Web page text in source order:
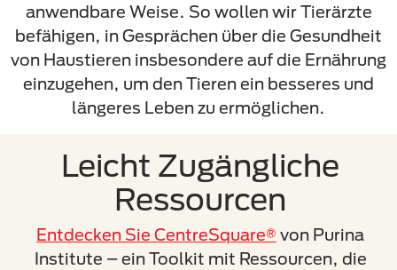
anwendbare Weise. So wollen wir Tierärzte
befähigen, in Gesprächen über die Gesundheit
von Haustieren insbesondere auf die Ernährung
einzugehen, um den Tieren ein besseres und
längeres Leben zu ermöglichen.
Leicht Zugängliche
Ressourcen
Entdecken Sie CentreSquare® von Purina
Institute – ein Toolkit mit Ressourcen, die